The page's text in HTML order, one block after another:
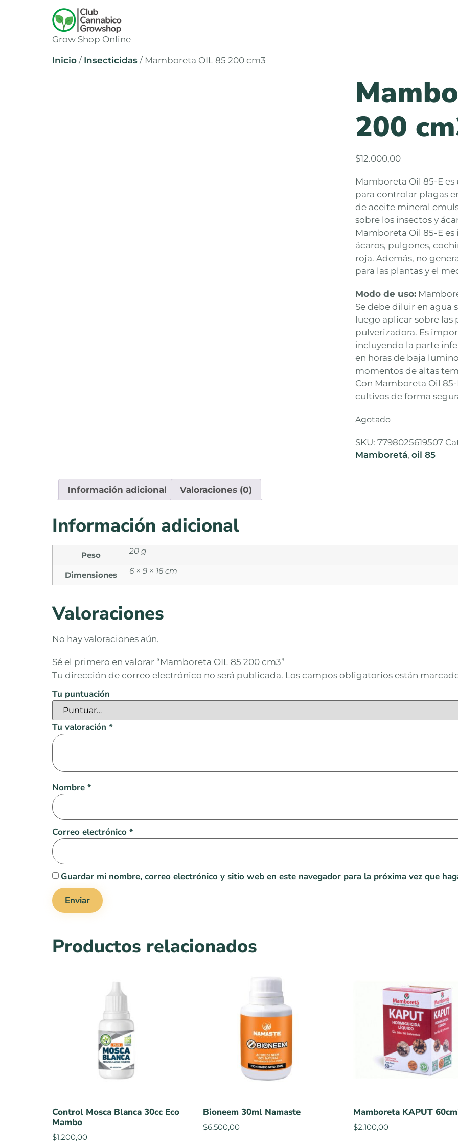
Grow Shop Online
Inicio / Insecticidas / Mamboreta OIL 85 200 cm3
200
$12.000,00
Mamboreta Oil 85-E
para controlar plagas
de aceite mineral
sobre los insectos y
Mamboreta Oil 85-E
ácaros, pulgones,
roja. Además, no
para las plantas y el
Modo de uso:
Se debe diluir en agua
luego aplicar sobre las
pulverizadora. Es
incluyendo la parte
en horas de baja
momentos de altas
Con Mamboreta Oil
cultivos de forma
Agotado
SKU: 7798025619507
Mamboretá, oil 85
Información adicional Valoraciones (0)
Información adicional
Peso 20 g
Dimensiones 6 × 9 × 16 cm
Valoraciones
No hay valoraciones aún.
Sé el primero en valorar “Mamboreta OIL 85 200 cm3”
Tu dirección de correo electrónico no será publicada. Los campos obligatorios están
Tu puntuación
Tu valoración *
Nombre *
Correo electrónico *
Guardar mi nombre, correo electrónico y sitio web en este navegador para la próxima vez que
Productos relacionados
Control Mosca Blanca 30cc Eco
Mambo
$1.200,00
Bioneem 30ml Namaste
$6.500,00
Mamboreta KAPUT
$2.100,00